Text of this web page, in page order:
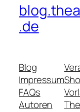
.de
Blog
Impressum
FAQs
Autoren